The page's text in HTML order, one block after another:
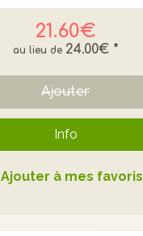
21.60€
24.00€ *
Ajouter
Info
Ajouter à mes favoris